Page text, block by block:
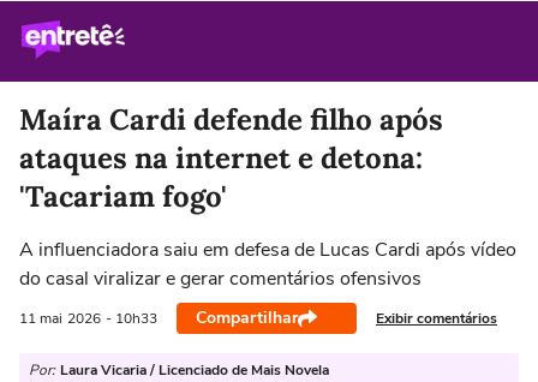
Maíra Cardi defende filho após
ataques na internet e detona:
'Tacariam fogo'
A influenciadora saiu em defesa de Lucas Cardi após vídeo
do casal viralizar e gerar comentários ofensivos
11 mai 2026 - 10h33 Compartilhar Exibir comentários
Por: Laura Vicaria / Licenciado de Mais Novela